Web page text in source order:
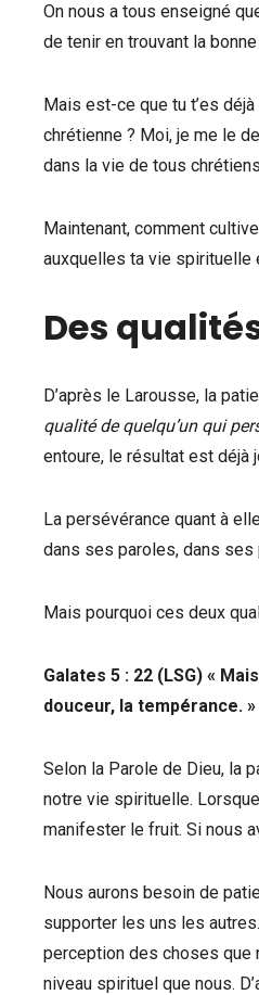
On nous a tous enseigné
de tenir en trouvant la
Mais est-ce que tu t’es
chrétienne ? Moi, je me le
dans la vie de tous
Maintenant, comment
auxquelles ta vie spirituelle
Des
D’après le Larousse, la
qualité de quelqu’un qui
entoure, le résultat est déjà
La persévérance quant à
dans ses paroles, dans ses
Mais pourquoi ces deux
Galates 5 : 22 (LSG) «
douceur, la tempérance. »
Selon la Parole de Dieu, la
notre vie spirituelle.
manifester le fruit. Si nous
Nous aurons besoin de
supporter les uns les
perception des choses que
niveau spirituel que nous.